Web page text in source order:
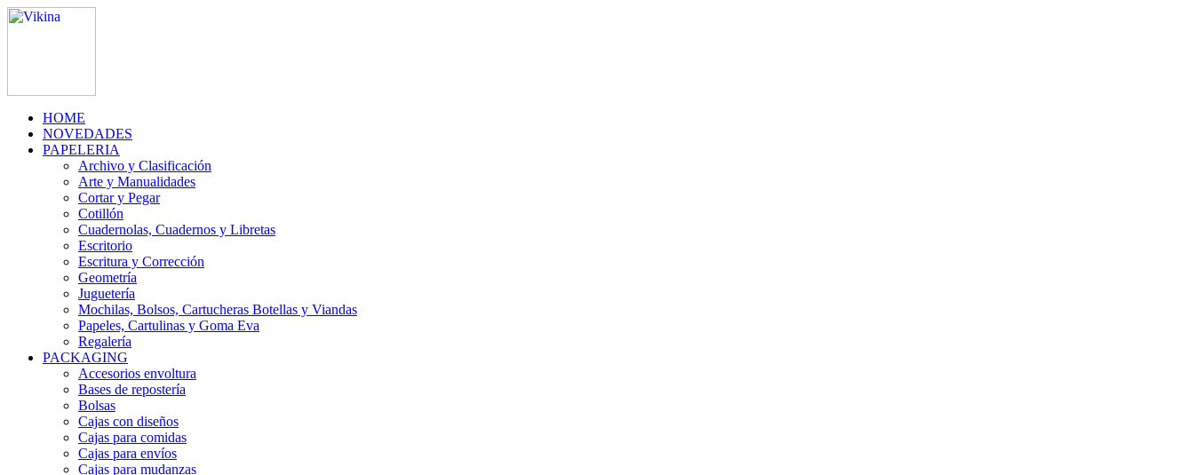
HOME
NOVEDADES
PAPELERIA
Archivo y Clasificación
Arte y Manualidades
Cortar y Pegar
Cotillón
Cuadernolas, Cuadernos y Libretas
Escritorio
Escritura y Corrección
Geometría
Juguetería
Mochilas, Bolsos, Cartucheras Botellas y Viandas
Papeles, Cartulinas y Goma Eva
Regalería
PACKAGING
Accesorios envoltura
Bases de repostería
Bolsas
Cajas con diseños
Cajas para comidas
Cajas para envíos
Cajas para mudanzas